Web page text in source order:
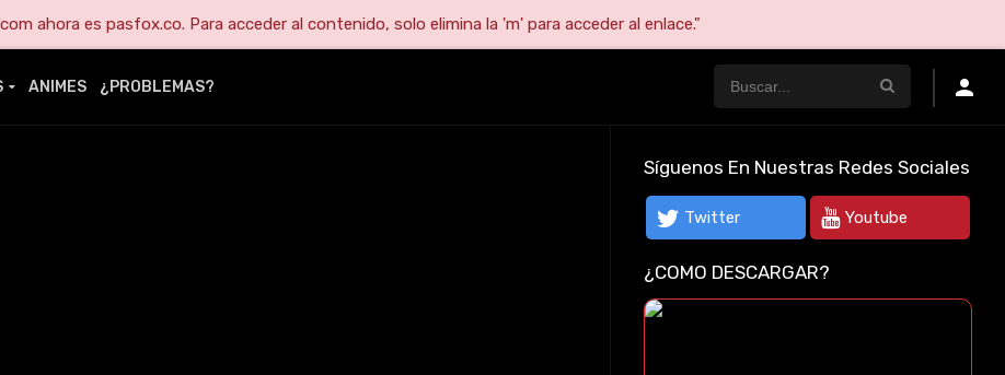
ahora es pasfox.co. Para acceder al contenido, solo elimina la 'm' para acceder al enlace."
ANIMES ¿PROBLEMAS?
Síguenos En Nuestras Redes Sociales
Twitter Youtube
¿COMO DESCARGAR?